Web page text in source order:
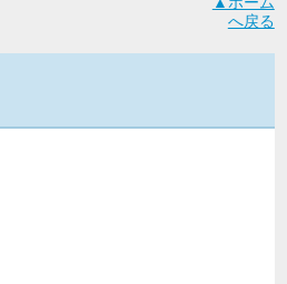
へ戻る